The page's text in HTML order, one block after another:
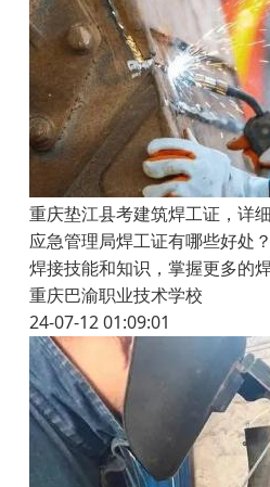
重庆垫江县考建筑焊工证，详
应急管理局焊工证有哪些好处
焊接技能和知识，掌握更多的
重庆巴渝职业技术学校
24-07-12 01:09:01